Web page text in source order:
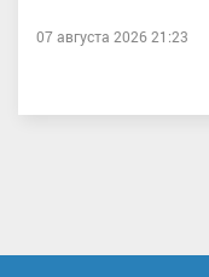
07 августа 2026 21:23